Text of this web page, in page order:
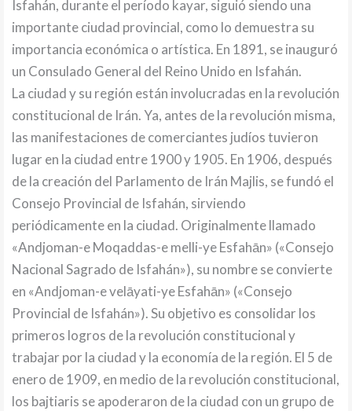
Isfahán, durante el período kayar, siguió siendo una
importante ciudad provincial, como lo demuestra su
importancia económica o artística. En 1891, se inauguró
un Consulado General del Reino Unido en Isfahán.
La ciudad y su región están involucradas en la revolución
constitucional de Irán. Ya, antes de la revolución misma,
las manifestaciones de comerciantes judíos tuvieron
lugar en la ciudad entre 1900 y 1905. En 1906, después
de la creación del Parlamento de Irán Majlis, se fundó el
Consejo Provincial de Isfahán, sirviendo
periódicamente en la ciudad. Originalmente llamado
«Andjoman-e Moqaddas-e melli-ye Esfahān» («Consejo
Nacional Sagrado de Isfahán»), su nombre se convierte
en «Andjoman-e velāyati-ye Esfahān» («Consejo
Provincial de Isfahán»). Su objetivo es consolidar los
primeros logros de la revolución constitucional y
trabajar por la ciudad y la economía de la región. El 5 de
enero de 1909, en medio de la revolución constitucional,
los bajtiaris se apoderaron de la ciudad con un grupo de